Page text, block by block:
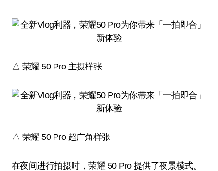
△ 荣耀 50 Pro 主摄样张
△ 荣耀 50 Pro 超广角样张
在夜间进行拍摄时，荣耀 50 Pro 提供了夜景模式。